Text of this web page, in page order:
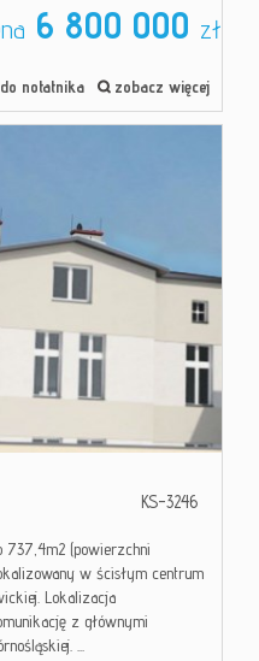
6 800 000 zł
notatnika zobacz więcej
KS-3246
737,4m2 (powierzchni
w ścisłym centrum
Lokalizacja
z głównymi
...